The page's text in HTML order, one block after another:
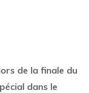
de la finale du
dans le